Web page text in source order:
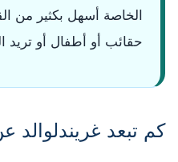
الخاصة أسهل بكثير من
حقائب أو أطفال أو
كم تبعد غريندلوالد